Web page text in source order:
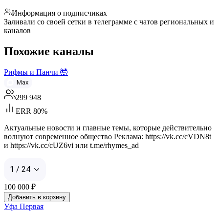
Информация о подписчиках
Заливали со своей сетки в телеграмме с чатов региональных и
каналов
Похожие каналы
Рифмы и Панчи 🤯
Max
299 948
ERR 80%
Актуальные новости и главные темы, которые действительно
волнуют современное общество Реклама: https://vk.cc/cVDN8t
и https://vk.cc/cUZ6vi или t.me/rhymes_ad
1 / 24
100 000 ₽
Добавить в корзину
Уфа Первая